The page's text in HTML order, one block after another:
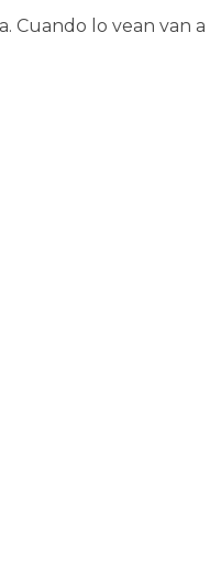
Cuando lo vean van